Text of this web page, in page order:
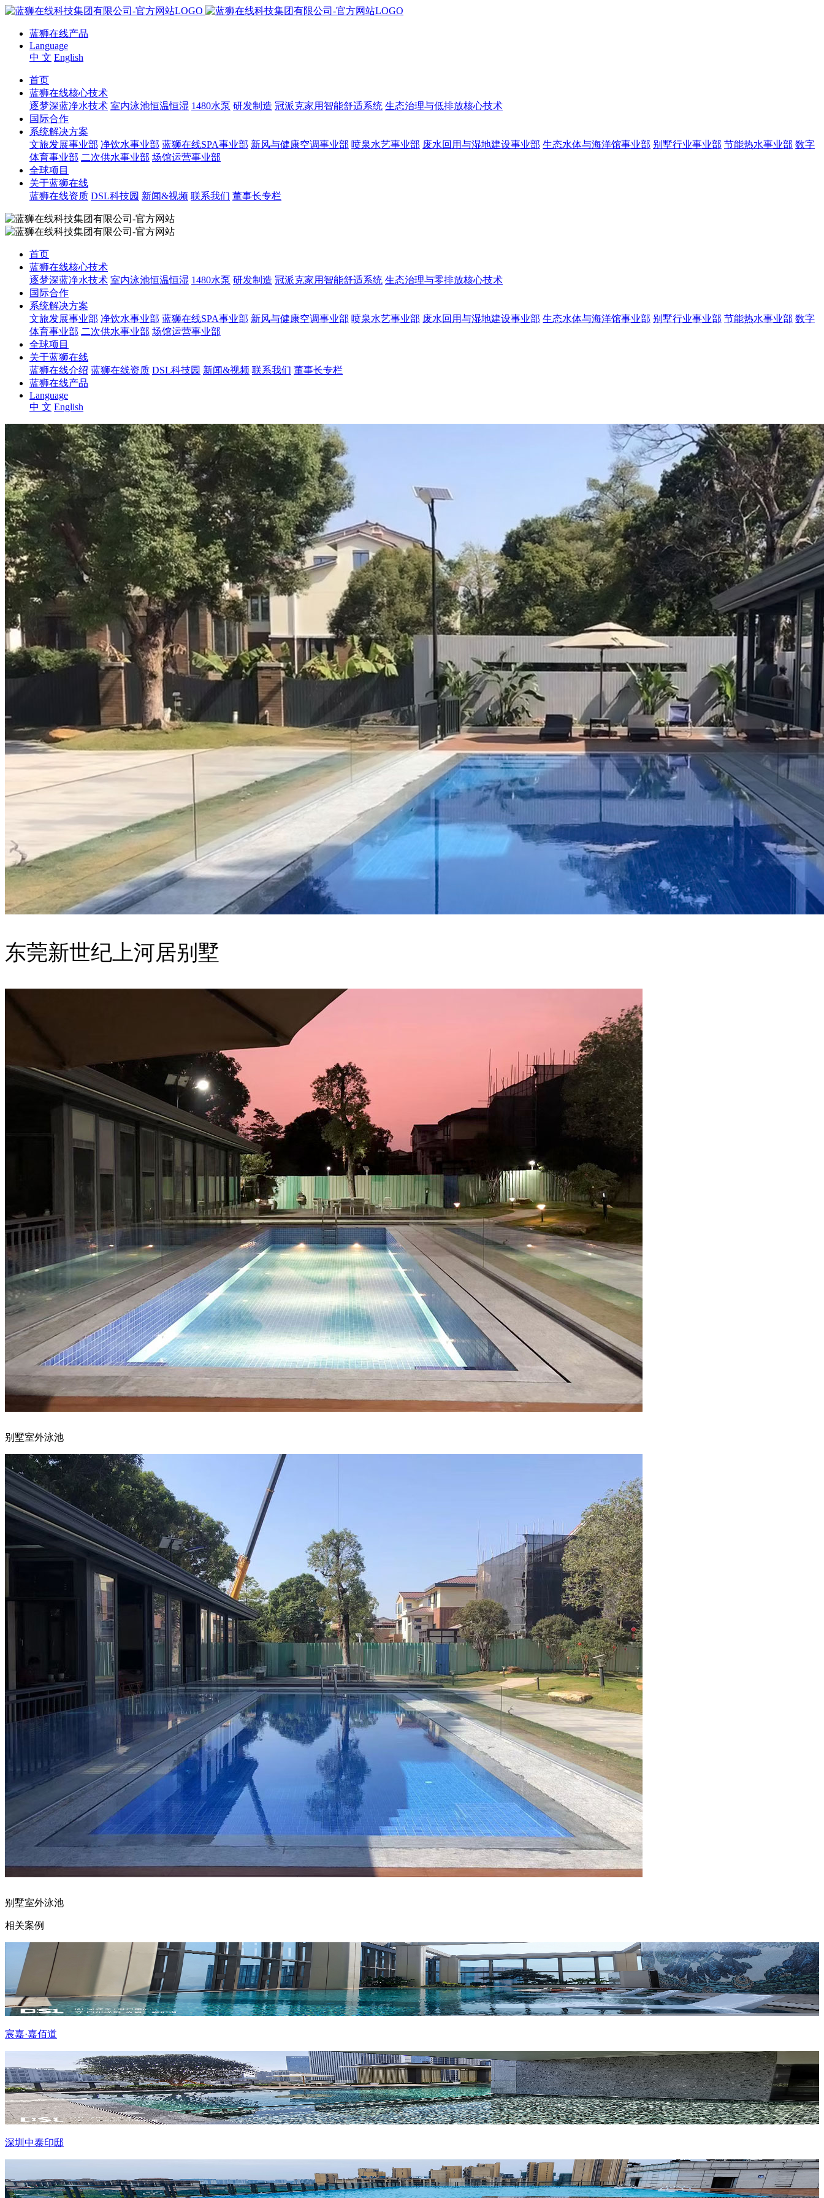
蓝狮在线产品
Language
中 文 English
首页
蓝狮在线核心技术
逐梦深蓝净水技术 室内泳池恒温恒湿 1480水泵 研发制造 冠派克家用智能舒适系统 生态治理与低排放核心技术
国际合作
系统解决方案
文旅发展事业部 净饮水事业部 蓝狮在线SPA事业部 新风与健康空调事业部 喷泉水艺事业部 废水回用与湿地建设事业部 生态水体与海洋馆事业部 别墅行业事业部 节能热水事业部 数字
体育事业部 二次供水事业部 场馆运营事业部
全球项目
关于蓝狮在线
蓝狮在线资质 DSL科技园 新闻&视频 联系我们 董事长专栏
首页
蓝狮在线核心技术
逐梦深蓝净水技术 室内泳池恒温恒湿 1480水泵 研发制造 冠派克家用智能舒适系统 生态治理与零排放核心技术
国际合作
系统解决方案
文旅发展事业部 净饮水事业部 蓝狮在线SPA事业部 新风与健康空调事业部 喷泉水艺事业部 废水回用与湿地建设事业部 生态水体与海洋馆事业部 别墅行业事业部 节能热水事业部 数字
体育事业部 二次供水事业部 场馆运营事业部
全球项目
关于蓝狮在线
蓝狮在线介绍 蓝狮在线资质 DSL科技园 新闻&视频 联系我们 董事长专栏
蓝狮在线产品
Language
中 文 English
东莞新世纪上河居别墅
别墅室外泳池
别墅室外泳池
相关案例
宸嘉·嘉佰道
深圳中泰印邸